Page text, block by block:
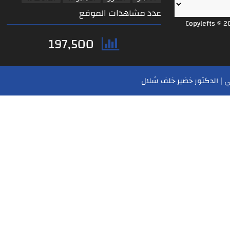
Copylefts ©
عدد مشاهدات الموقع
197,500
| الدكتور خضير خلف شلال